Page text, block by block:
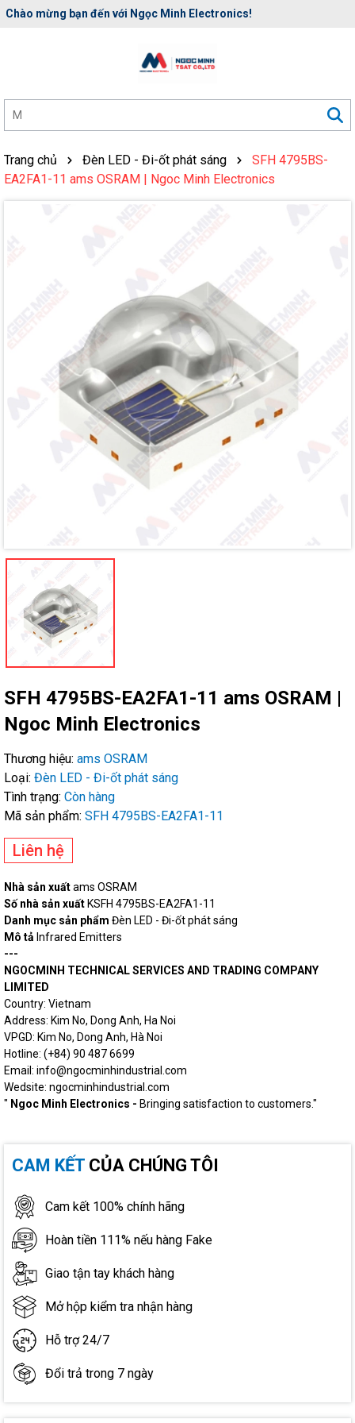
Rất nhiều ưu đãi và chương trình khuyến mãi đang chờ đợi bạn
Trang chủ Đèn LED - Đi-ốt phát sáng
SFH 4795BS-
EA2FA1-11 ams OSRAM | Ngoc Minh Electronics
SFH 4795BS-EA2FA1-11 ams OSRAM |
Ngoc Minh Electronics
Thương hiệu: ams OSRAM
Loại: Đèn LED - Đi-ốt phát sáng
Tình trạng: Còn hàng
Mã sản phẩm: SFH 4795BS-EA2FA1-11
Liên hệ
Nhà sản xuấtams OSRAM
Số nhà sản xuất KSFH 4795BS-EA2FA1-11
Danh mục sản phẩm Đèn LED - Đi-ốt phát sáng
Mô tả Infrared Emitters
---
NGOCMINH TECHNICAL SERVICES AND TRADING COMPANY
LIMITED
Country: Vietnam
Address: Kim No, Dong Anh, Ha Noi
VPGD: Kim No, Dong Anh, Hà Noi
Hotline: (+84) 90 487 6699
Email: info@ngocminhindustrial.com
Wedsite: ngocminhindustrial.com
" Ngoc Minh Electronics - Bringing satisfaction to customers."
CAM KẾT CỦA CHÚNG TÔI
Cam kết 100% chính hãng
Hoàn tiền 111% nếu hàng Fake
Giao tận tay khách hàng
Mở hộp kiểm tra nhận hàng
Hỗ trợ 24/7
Đổi trả trong 7 ngày
Mã giảm giá: